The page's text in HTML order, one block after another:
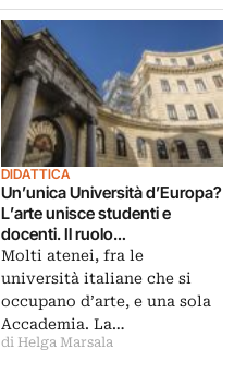
DIDATTICA
Un’unica Università d’Europa?
L’arte unisce studenti e
docenti. Il ruolo
dell’Accademia di Roma
Molti atenei, fra le
università italiane che si
occupano d’arte, e una sola
Accademia. La…
di Helga Marsala